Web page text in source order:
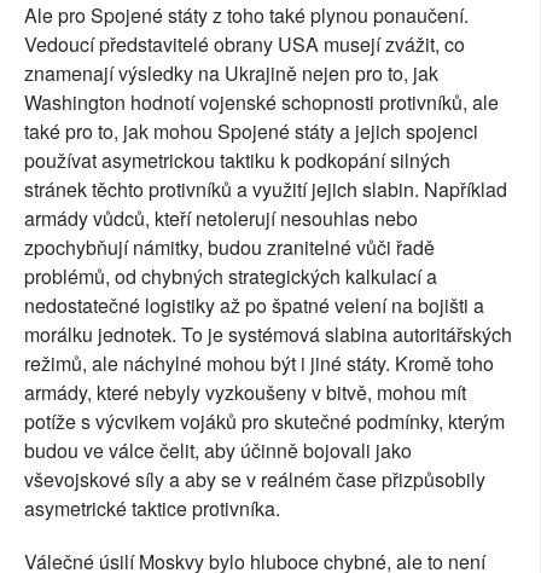
Ale pro Spojené státy z toho také plynou ponaučení.
Vedoucí představitelé obrany USA musejí zvážit, co
znamenají výsledky na Ukrajině nejen pro to, jak
Washington hodnotí vojenské schopnosti protivníků, ale
také pro to, jak mohou Spojené státy a jejich spojenci
používat asymetrickou taktiku k podkopání silných
stránek těchto protivníků a využití jejich slabin. Například
armády vůdců, kteří netolerují nesouhlas nebo
zpochybňují námitky, budou zranitelné vůči řadě
problémů, od chybných strategických kalkulací a
nedostatečné logistiky až po špatné velení na bojišti a
morálku jednotek. To je systémová slabina autoritářských
režimů, ale náchylné mohou být i jiné státy. Kromě toho
armády, které nebyly vyzkoušeny v bitvě, mohou mít
potíže s výcvikem vojáků pro skutečné podmínky, kterým
budou ve válce čelit, aby účinně bojovali jako
vševojskové síly a aby se v reálném čase přizpůsobily
asymetrické taktice protivníka.
Válečné úsilí Moskvy bylo hluboce chybné, ale to není